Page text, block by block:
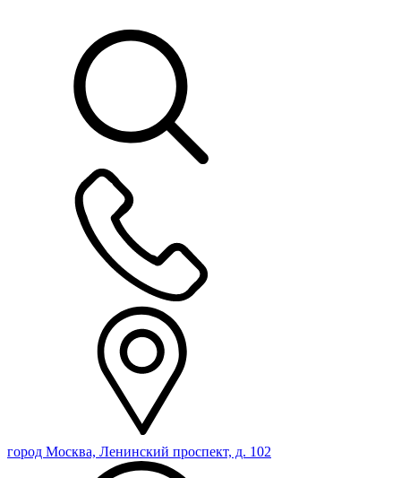
город Москва, Ленинский проспект, д. 102